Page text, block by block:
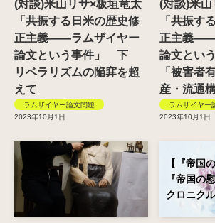
(対談)米山リサ×板垣竜太
「共振する日米の歴史修
正主義――ラムザイヤー
論文という事件」 下
リベラリズムの陥穽を超
えて
ラムザイヤー論文問題
2023年10月1日
(対談)米
「共振す
正主義――
論文とい
「被害者
産・流通
ラムザイヤー
2023年10月1日
【『帝国
『帝国の
クロニク